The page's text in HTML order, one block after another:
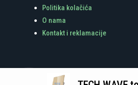
Politika kolačića
O nama
Kontakt i reklamacije